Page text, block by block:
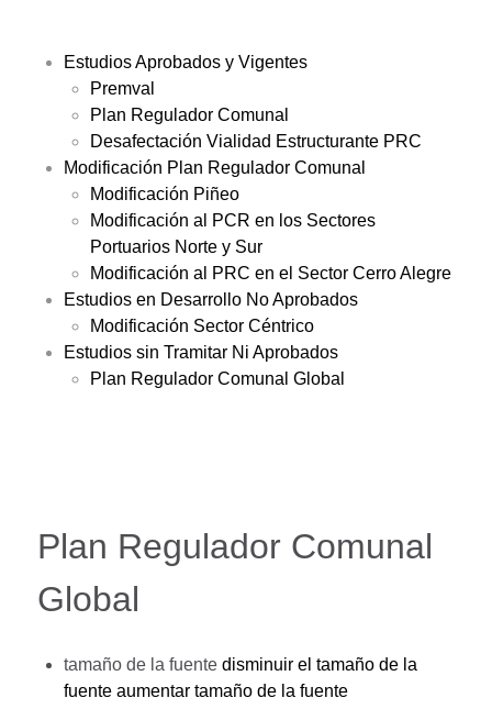
Estudios Aprobados y Vigentes
Premval
Plan Regulador Comunal
Desafectación Vialidad Estructurante PRC
Modificación Plan Regulador Comunal
Modificación Piñeo
Modificación al PCR en los Sectores
Portuarios Norte y Sur
Modificación al PRC en el Sector Cerro Alegre
Estudios en Desarrollo No Aprobados
Modificación Sector Céntrico
Estudios sin Tramitar Ni Aprobados
Plan Regulador Comunal Global
Plan Regulador Comunal
Global
tamaño de la fuente disminuir el tamaño de la
fuente aumentar tamaño de la fuente